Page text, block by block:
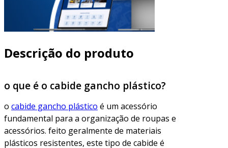
Descrição do produto
o que é o cabide gancho plástico?
o cabide gancho plástico é um acessório
fundamental para a organização de roupas e
acessórios. feito geralmente de materiais
plásticos resistentes, este tipo de cabide é